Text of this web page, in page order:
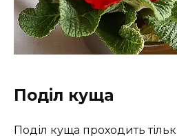
Поділ куща
Поділ куща проходить